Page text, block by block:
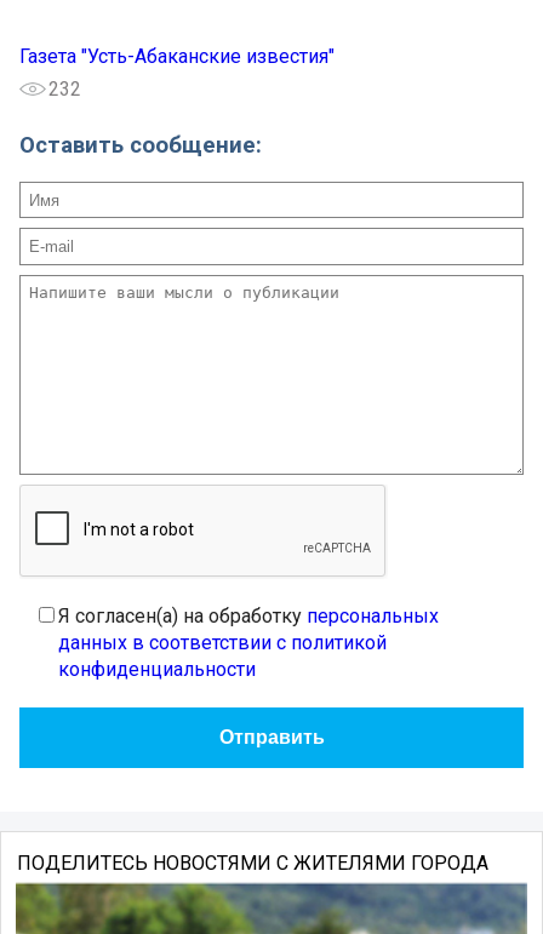
Газета "Усть-Абаканские известия"
232
Оставить сообщение:
Я согласен(а) на обработку персональных
данных в соответствии с политикой
конфиденциальности
ПОДЕЛИТЕСЬ НОВОСТЯМИ С ЖИТЕЛЯМИ ГОРОДА